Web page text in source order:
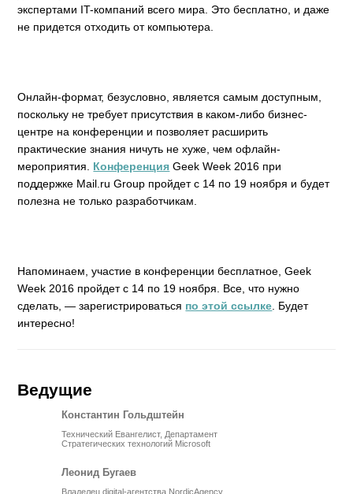
экспертами IT-компаний всего мира. Это бесплатно, и даже
не придется отходить от компьютера.
Онлайн-формат, безусловно, является самым доступным,
поскольку не требует присутствия в каком-либо бизнес-
центре на конференции и позволяет расширить
практические знания ничуть не хуже, чем офлайн-
мероприятия. Конференция Geek Week 2016 при
поддержке Mail.ru Group пройдет с 14 по 19 ноября и будет
полезна не только разработчикам.
Напоминаем, участие в конференции бесплатное, Geek
Week 2016 пройдет с 14 по 19 ноября. Все, что нужно
сделать, — зарегистрироваться по этой ссылке . Будет
интересно!
Ведущие
Константин Гольдштейн
Технический Евангелист, Департамент
Стратегических технологий Microsoft
Леонид Бугаев
Владелец digital-агентства NordicAgency